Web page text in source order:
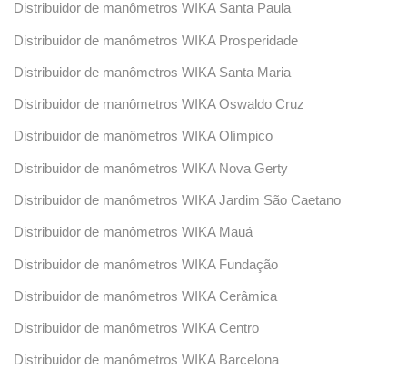
Distribuidor de manômetros WIKA Santa Paula
Distribuidor de manômetros WIKA Prosperidade
Distribuidor de manômetros WIKA Santa Maria
Distribuidor de manômetros WIKA Oswaldo Cruz
Distribuidor de manômetros WIKA Olímpico
Distribuidor de manômetros WIKA Nova Gerty
Distribuidor de manômetros WIKA Jardim São Caetano
Distribuidor de manômetros WIKA Mauá
Distribuidor de manômetros WIKA Fundação
Distribuidor de manômetros WIKA Cerâmica
Distribuidor de manômetros WIKA Centro
Distribuidor de manômetros WIKA Barcelona